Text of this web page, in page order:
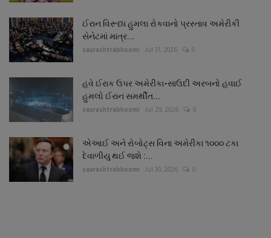
ઈરાન વિરૂધ્ધ હુમલા રોકવાનો પ્રસ્તાવ અમેરીકી
સેનેટમાં માત્ર...
saurashtrabhoomi Jul 31, 2026 0
હવે ઈરાક ઉપર અમેરીકા-સાઉદી અરબનો હવાઈ
હુમલો ઈરાન સમર્થીત...
saurashtrabhoomi Jul 29, 2026 0
એઆઈ અને રોબોટ્સ વિના અમેરીકા ૧૦૦૦ ટકા
દેવાળીયુ થઈ જશે :...
saurashtrabhoomi Jul 30, 2026 0